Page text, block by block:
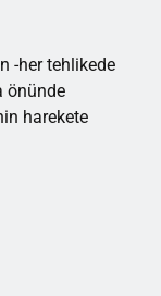
-her tehlikede
önünde
harekete